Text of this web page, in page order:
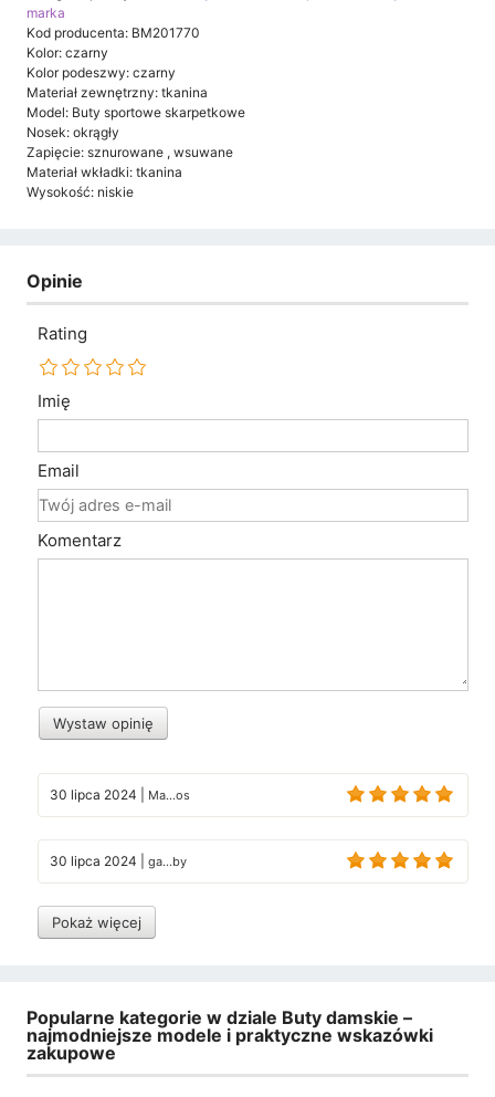
marka
Kod producenta: BM201770
Kolor: czarny
Kolor podeszwy: czarny
Materiał zewnętrzny: tkanina
Model: Buty sportowe skarpetkowe
Nosek: okrągły
Zapięcie: sznurowane , wsuwane
Materiał wkładki: tkanina
Wysokość: niskie
Opinie
Rating
Imię
Email
Komentarz
Wystaw opinię
30 lipca 2024 Ma...os
30 lipca 2024 ga...by
Pokaż więcej
Popularne kategorie w dziale Buty damskie –
najmodniejsze modele i praktyczne wskazówki
zakupowe